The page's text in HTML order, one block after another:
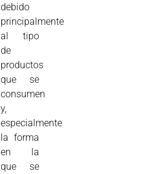
debido
principalmente
al tipo
de
productos
que se
consumen
y,
especialmente
la forma
en la
que se